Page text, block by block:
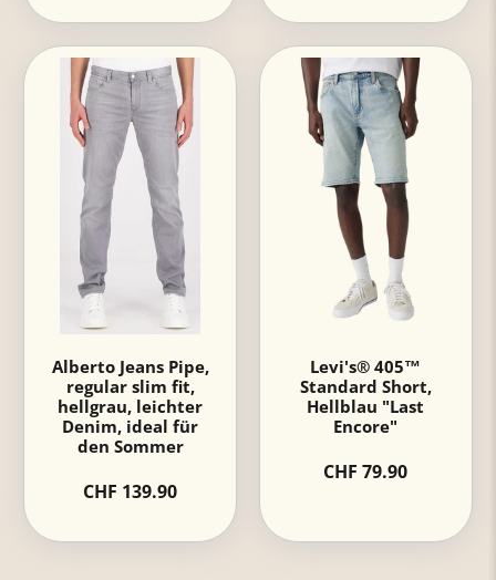
Alberto Jeans Pipe,
regular slim fit,
hellgrau, leichter
Denim, ideal für
den Sommer
CHF 139.90
Levi's® 405™
Standard Short,
Hellblau "Last
Encore"
CHF 79.90